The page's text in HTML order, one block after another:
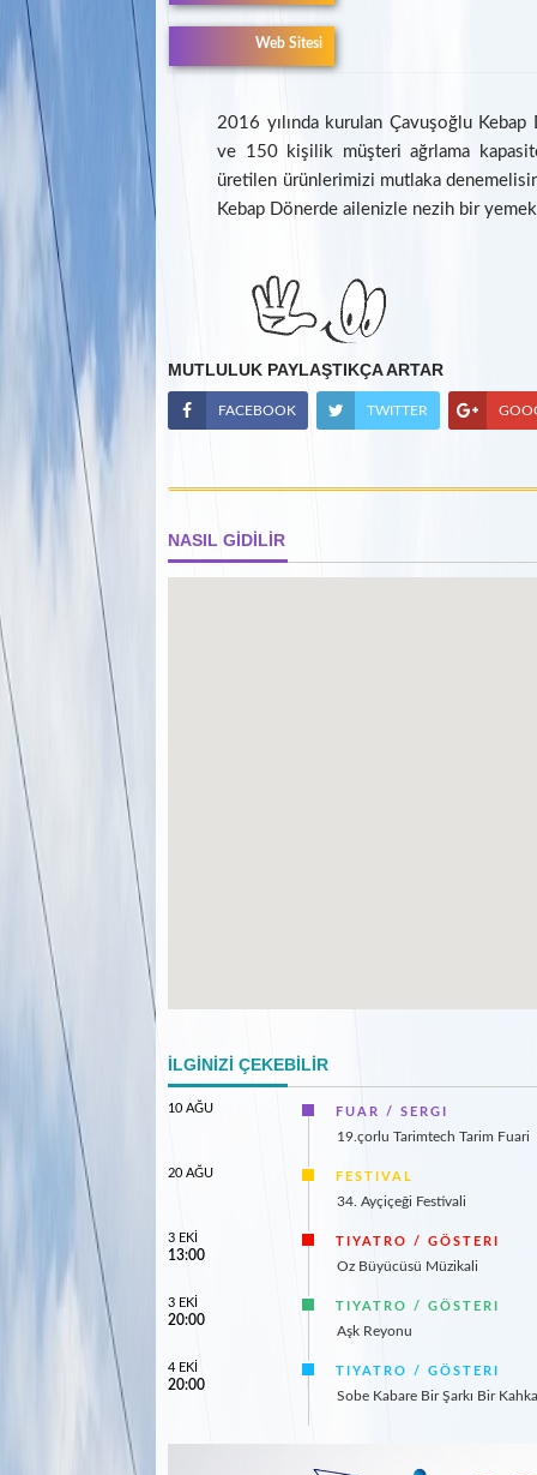
Web Sitesi
2016 yılında kurulan Çavuşoğlu
ve 150 kişilik müşteri ağrlama
üretilen ürünlerimizi mutlaka
Kebap Dönerde ailenizle nezih bir
MUTLULUK PAYLAŞTIKÇA ARTAR
FACEBOOK TWITTER
NASIL GİDİLİR
İLGİNİZİ ÇEKEBİLİR
10 AĞU FUAR / SERGI
19.çorlu Tarimtech Tarim Fuari
20 AĞU FESTIVAL
34. Ayçiçeği Festivali
3 EKİ
13:00
TIYATRO / GÖSTERI
Oz Büyücüsü Müzikali
3 EKİ
20:00
TIYATRO / GÖSTERI
Aşk Reyonu
4 EKİ
20:00
TIYATRO / GÖSTERI
Sobe Kabare Bir Şarkı Bir